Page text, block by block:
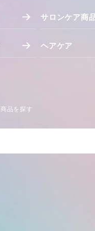
サロンケア商
ヘアケア
商品を探す